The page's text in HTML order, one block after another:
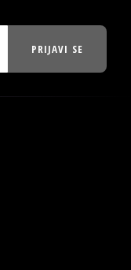
PRIJAVI SE